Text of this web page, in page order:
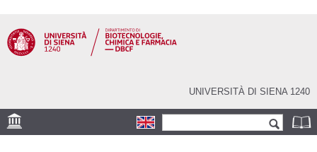
contenuto
principale
UNIVERSITÀ DI SIENA 1240
Form di ricerca